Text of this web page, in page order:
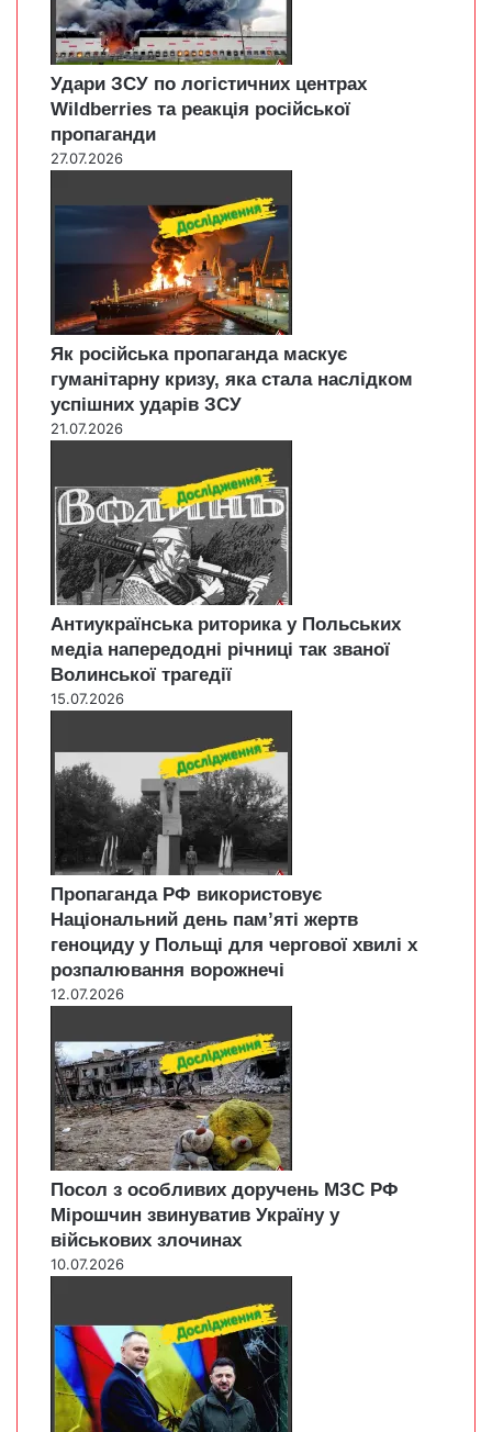
Удари ЗСУ по логістичних центрах
Wildberries та реакція російської
пропаганди
27.07.2026
Як російська пропаганда маскує
гуманітарну кризу, яка стала наслідком
успішних ударів ЗСУ
21.07.2026
Антиукраїнська риторика у Польських
медіа напередодні річниці так званої
Волинської трагедії
15.07.2026
Пропаганда РФ використовує
Національний день пам’яті жертв
геноциду у Польщі для чергової хвилі х
розпалювання ворожнечі
12.07.2026
Посол з особливих доручень МЗС РФ
Мірошчин звинуватив Україну у
військових злочинах
10.07.2026